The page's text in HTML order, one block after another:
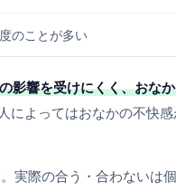
のことが多い
影響を受けにくく、おな
によってはおなかの不快
実際の合う・合わないは